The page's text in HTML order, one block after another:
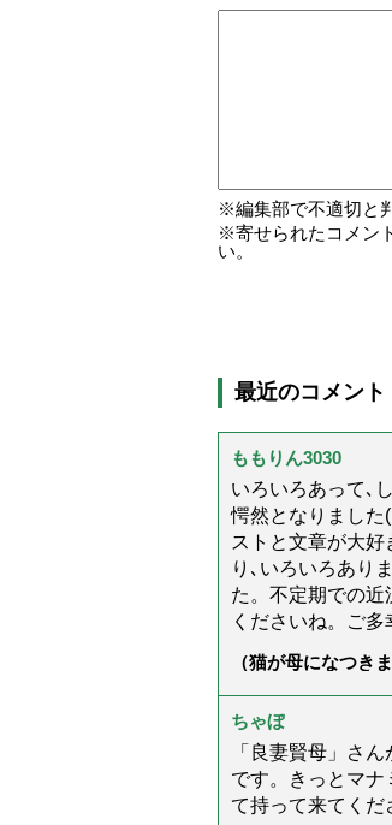
編集部で不適切と
寄せられたコメン
い。
最近のコメント
ももりん3030
いろいろあって､
愕然となりまし
ストと文章が大
り､いろいろあり
た。不定期での近
くださいね。ご
（猫が母になつき
ちゃぼ
「良妻賢母」さ
です。きっとマ
て持って来てくだ